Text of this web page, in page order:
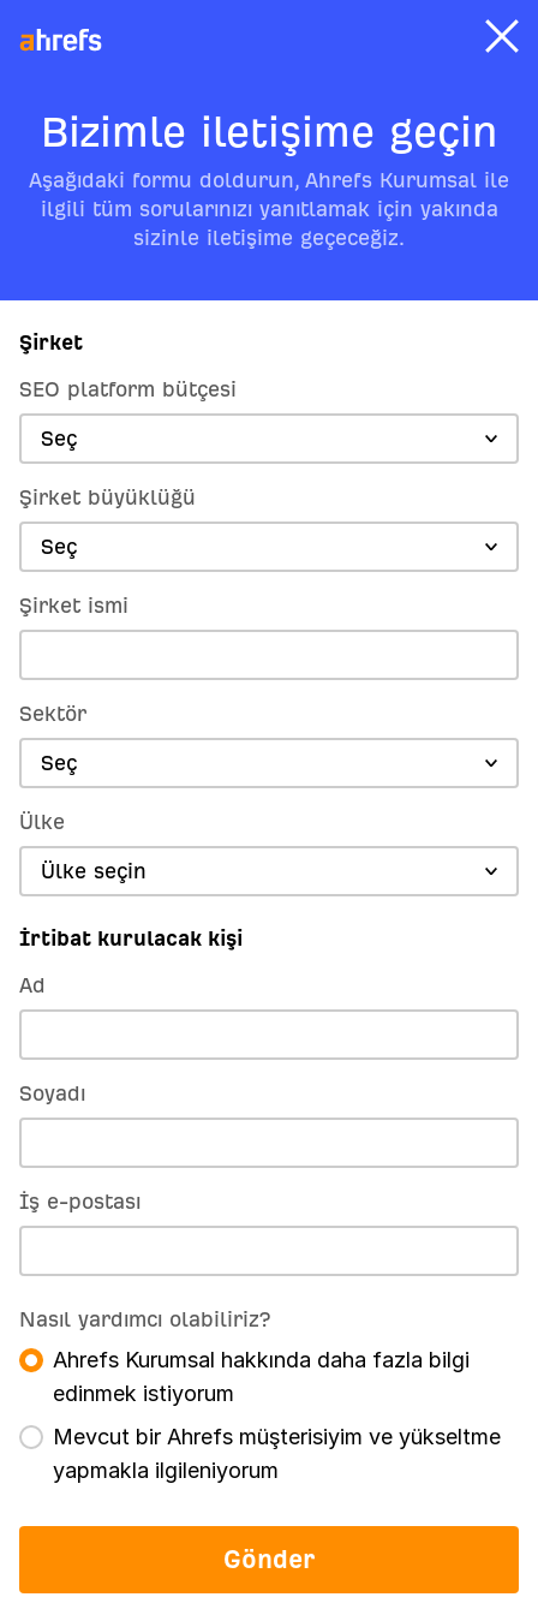
Bizimle iletişime geçin
Aşağıdaki formu doldurun, Ahrefs Kurumsal ile
ilgili tüm sorularınızı yanıtlamak için yakında
sizinle iletişime geçeceğiz.
Şirket
SEO platform bütçesi
Seç
Şirket büyüklüğü
Seç
Şirket ismi
Sektör
Seç
Ülke
Ülke seçin
İrtibat kurulacak kişi
Ad
Soyadı
İş e-postası
Nasıl yardımcı olabiliriz?
Ahrefs Kurumsal hakkında daha fazla bilgi
edinmek istiyorum
Mevcut bir Ahrefs müşterisiyim ve yükseltme
yapmakla ilgileniyorum
Gönder